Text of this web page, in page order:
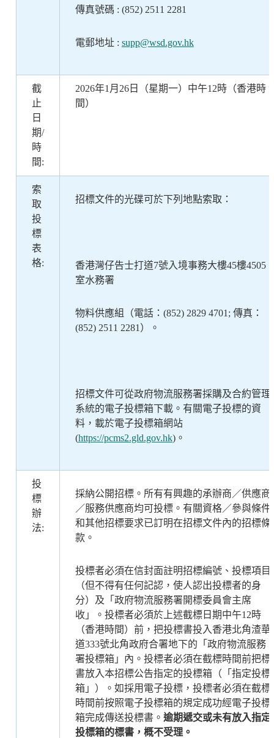
傳真號碼 : (852) 2511 2281
電郵地址 : supp@wsd.gov.hk
截
止
日
期/
時
間:
2026年1月26日（星期一）中午12時（香港時
間）
索
取
投
標
表
格:
招標文件的光碟可於下列地點索取：
香港灣仔告士打道7號入境事務大樓45樓4505
室水務署
物料供應組（電話： (852) 2829 4701 ; 傳真：
(852) 2511 2281 ）。
招標文件可從政府物流服務署採購及合約管理
系統的電子投標箱下載。有關電子投標的資
料，載於電子投標箱網站
(https://pcms2.gld.gov.hk)。
投
標
辦
法:
採納公開招標。所有有興趣的承辦商／供應商
／服務供應商均可投標。有關資格／參與條件
和其他招標要求已訂明在招標文件內的招標條
款。
投標者必須在信封面註明招標編號、投標項目
（但不得有任何記認，使人認出投標者的身
分）及「政府物流服務署開標委員會主席
收」。投標者必須於上述截標日期中午12時
（香港時間）前，把投標書投入香港北角渣華
道333號北角政府合署地下的「政府物流服務
署投標箱」內。投標者必須在截標時間前把標
書放入本招標公告指定的投標箱（「指定投標
箱」）。如採用電子投標，投標者必須在截標
時間前按照電子投標箱的規定成功經電子投標
箱完成傳送投標書。 逾期遞交或未有放入指定
投標箱的標書，概不受理。